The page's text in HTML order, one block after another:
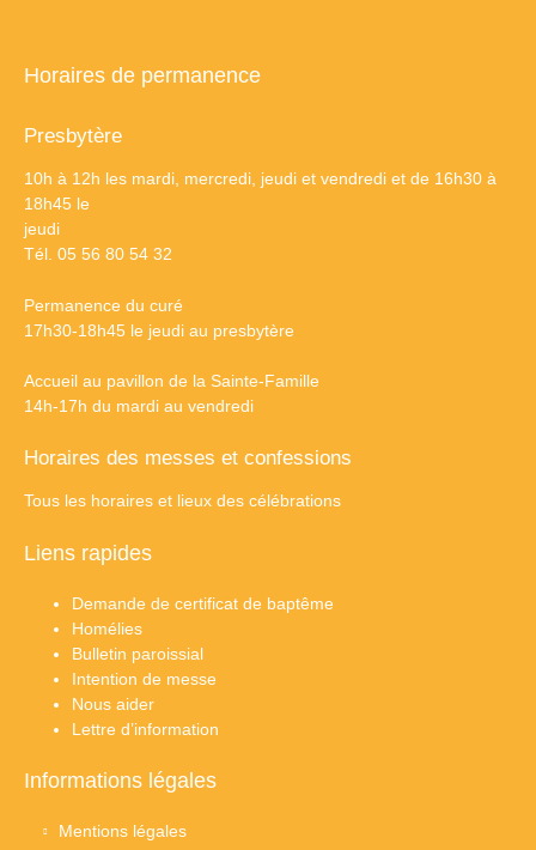
Horaires de permanence
Presbytère
10h à 12h les mardi, mercredi, jeudi et vendredi et de 16h30 à
18h45 le
jeudi
Tél. 05 56 80 54 32
Permanence du curé
17h30-18h45 le jeudi au presbytère
Accueil au pavillon de la Sainte-Famille
14h-17h du mardi au vendredi
Horaires des messes et confessions
Tous les horaires et lieux des célébrations
Liens rapides
Demande de certificat de baptême
Homélies
Bulletin paroissial
Intention de messe
Nous aider
Lettre d’information
Informations légales
Mentions légales